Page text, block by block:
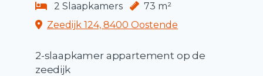
2 Slaapkamers
73 m²
Zeedijk 124, 8400 Oostende
2-slaapkamer appartement op de
zeedijk